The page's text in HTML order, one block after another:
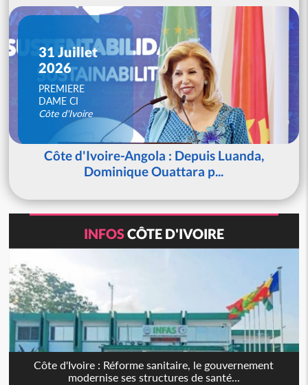
31 Juillet
2026
PREMIERE
DAME CI
Côte d'Ivoire
Côte d'Ivoire-Angola : Depuis Luanda,
Dominique Ouattara p...
INFOSCÔTE D'IVOIRE
Côte d'Ivoire : Réforme sanitaire, le gouvernement
modernise ses structures de santé...